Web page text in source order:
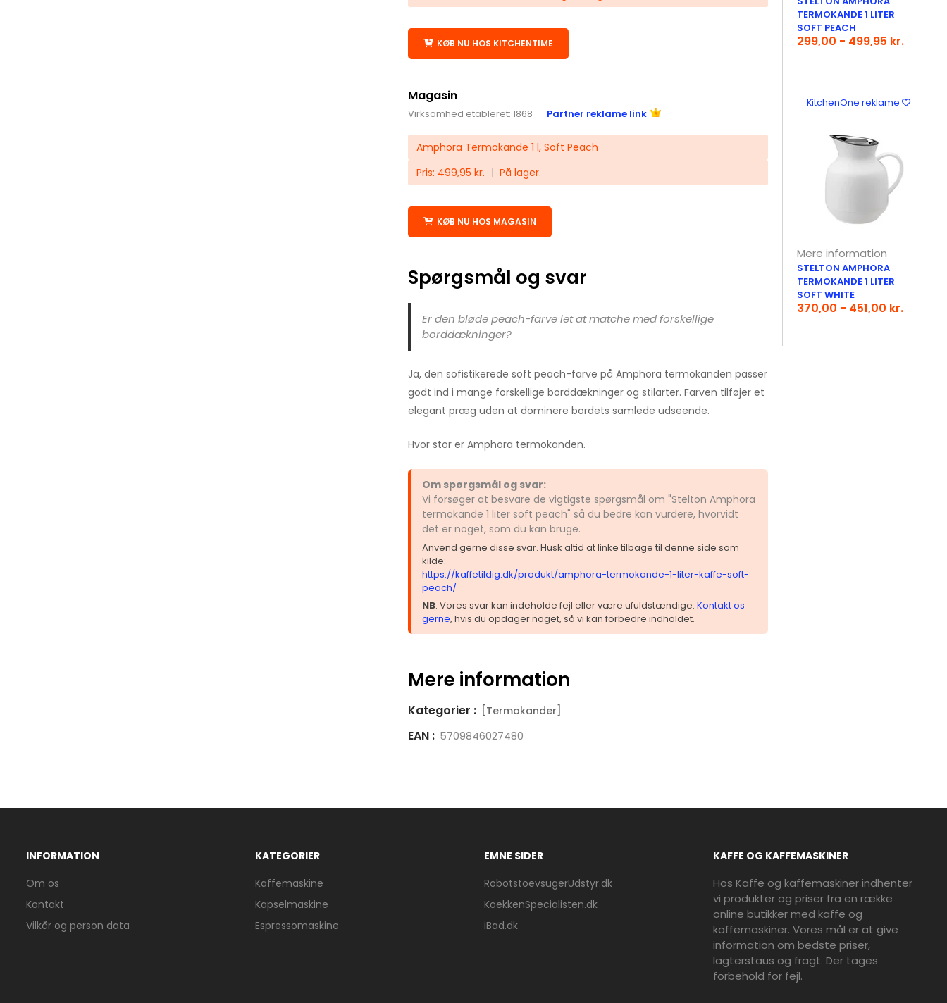
KØB NU HOS KITCHENTIME
Magasin
Virksomhed etableret: 1868 Partner reklame link
Amphora Termokande 1 l, Soft Peach
Pris: 499,95 kr.
På lager.
KØB NU HOS MAGASIN
Spørgsmål og svar
Er den bløde peach-farve let at matche med forskellige
borddækninger?
Ja, den sofistikerede soft peach-farve på Amphora termokanden passer
godt ind i mange forskellige borddækninger og stilarter. Farven tilføjer et
elegant præg uden at dominere bordets samlede udseende.
Hvor stor er Amphora termokanden.
Om spørgsmål og svar:
Vi forsøger at besvare de vigtigste spørgsmål om "Stelton Amphora
termokande 1 liter soft peach" så du bedre kan vurdere, hvorvidt
det er noget, som du kan bruge.
Anvend gerne disse svar. Husk altid at linke tilbage til denne side som
kilde:
https://kaffetildig.dk/produkt/amphora-termokande-1-liter-kaffe-soft-
peach/
NB: Vores svar kan indeholde fejl eller være ufuldstændige. Kontakt os
gerne, hvis du opdager noget, så vi kan forbedre indholdet.
Mere information
Kategorier : [Termokander]
EAN : 5709846027480
TERMOKANDE 1 LITER
SOFT PEACH
299,00 - 499,95 kr.
KitchenOne reklame
Mere information
STELTON AMPHORA
TERMOKANDE 1 LITER
SOFT WHITE
370,00 - 451,00 kr.
INFORMATION
Om os
Kontakt
Vilkår og person data
KATEGORIER
Kaffemaskine
Kapselmaskine
Espressomaskine
EMNE SIDER
RobotstoevsugerUdstyr.dk
KoekkenSpecialisten.dk
iBad.dk
KAFFE OG KAFFEMASKINER
Hos Kaffe og kaffemaskiner indhenter
vi produkter og priser fra en række
online butikker med kaffe og
kaffemaskiner. Vores mål er at give
information om bedste priser,
lagterstaus og fragt. Der tages
forbehold for fejl.